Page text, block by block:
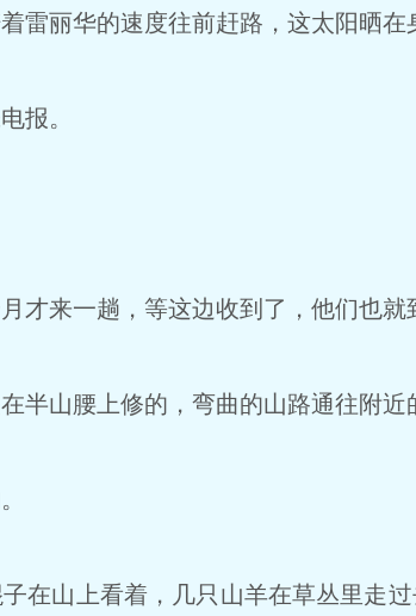
雷丽华的速度往前赶路，这太阳晒在
报。
才来一趟，等这边收到了，他们也就
半山腰上修的，弯曲的山路通往附近
在山上看着，几只山羊在草丛里走